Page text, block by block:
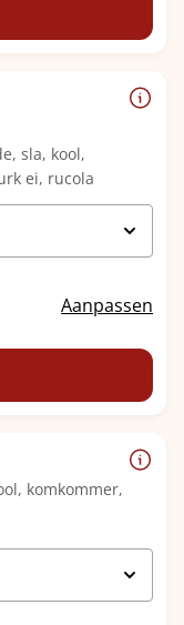
sla, kool,
ei, rucola
Aanpassen
komkommer,